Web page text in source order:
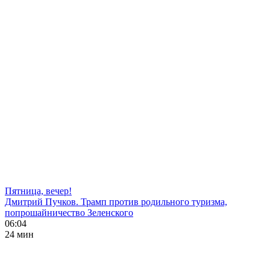
Пятница, вечер!
Дмитрий Пучков. Трамп против родильного туризма,
попрошайничество Зеленского
06:04
24 мин